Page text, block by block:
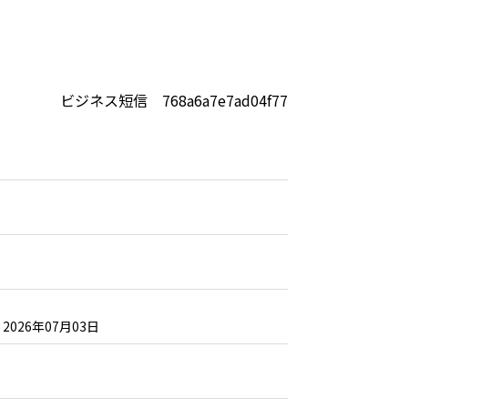
ビジネス短信 768a6a7e7ad04f77
2026年07月03日